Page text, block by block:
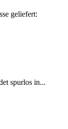
geliefert:
spurlos in...